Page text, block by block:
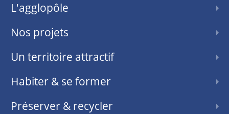
L'agglopôle
Nos projets
Un territoire attractif
Habiter & se former
Préserver & recycler